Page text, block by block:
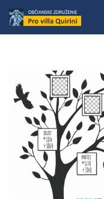
Preskočiť